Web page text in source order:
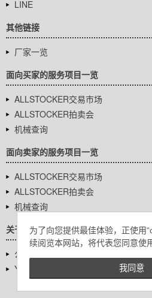
为了向您提供最佳体验，正使用
续阅览本网站，将代表您同意使
我同意
LINE
其他链接
厂家一览
面向买家的服务项目一览
ALLSTOCKER交易市场
ALLSTOCKER拍卖会
机械查询
面向卖家的服务项目一览
ALLSTOCKER交易市场
ALLSTOCKER拍卖会
机械查询
关于我们
公司基本信息
YUTAKA Inc.